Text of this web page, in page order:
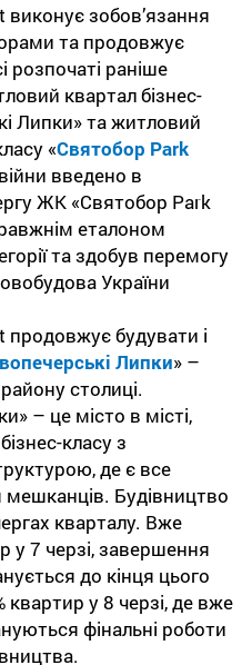
зобов’язання
та продовжує
розпочаті раніше
квартал бізнес-
Липки» та житловий
«Святобор Park
введено в
ЖК «Святобор Park
еталоном
та здобув перемогу
України
продовжує будувати і
Липки» –
столиці.
– це місто в місті,
класу з
де є все
мешканців. Будівництво
кварталу. Вже
у 7 черзі, завершення
до кінця цього
квартир у 8 черзі, де вже
фінальні роботи